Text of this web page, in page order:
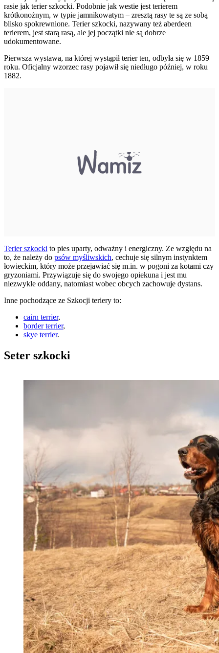
rasie jak terier szkocki. Podobnie jak westie jest terierem
krótkonożnym, w typie jamnikowatym – zresztą rasy te są ze sobą
blisko spokrewnione. Terier szkocki, nazywany też aberdeen
terierem, jest starą rasą, ale jej początki nie są dobrze
udokumentowane.
Pierwsza wystawa, na której wystąpił terier ten, odbyła się w 1859
roku. Oficjalny wzorzec rasy pojawił się niedługo później, w roku
1882.
Terier szkocki to pies uparty, odważny i energiczny. Ze względu na
to, że należy do psów myśliwskich, cechuje się silnym instynktem
łowieckim, który może przejawiać się m.in. w pogoni za kotami czy
gryzoniami. Przywiązuje się do swojego opiekuna i jest mu
niezwykle oddany, natomiast wobec obcych zachowuje dystans.
Inne pochodzące ze Szkocji teriery to:
cairn terrier,
border terrier,
skye terrier.
Seter szkocki